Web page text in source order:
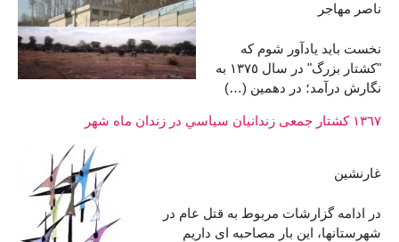
ناصر مهاجر
نخست باید یادآور شوم كه
"كشتار بزرگ" در سال ١٣٧٥ به
نگارش درآمد؛ در دهمین (…)
١٣٦٧ کشتار جمعی زندانيان سياسي در زندان ماه شهر
غارنشین
در ادامه گزارشات مربوط به قتل عام در
شهرستانها، این بار مصاحبه ای داریم